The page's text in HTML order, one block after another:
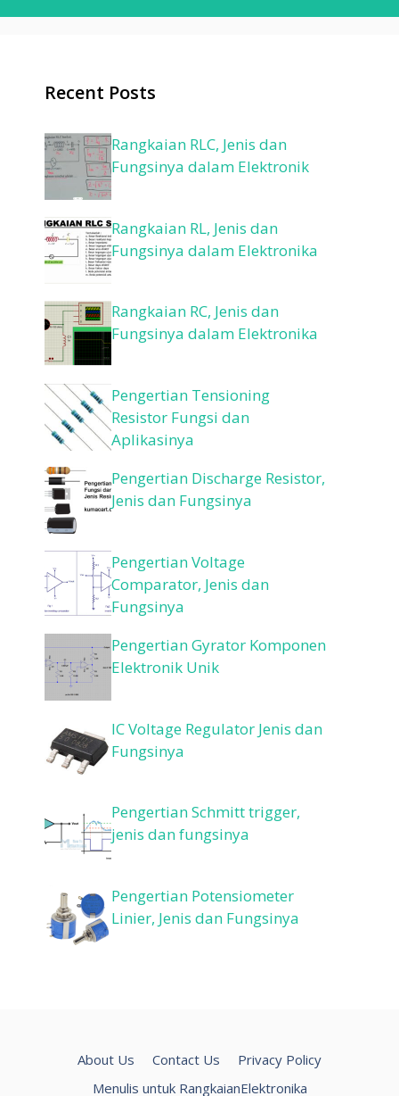
Recent Posts
Rangkaian RLC, Jenis dan
Fungsinya dalam Elektronik
Rangkaian RL, Jenis dan
Fungsinya dalam Elektronika
Rangkaian RC, Jenis dan
Fungsinya dalam Elektronika
Pengertian Tensioning
Resistor Fungsi dan
Aplikasinya
Pengertian Discharge Resistor,
Jenis dan Fungsinya
Pengertian Voltage
Comparator, Jenis dan
Fungsinya
Pengertian Gyrator Komponen
Elektronik Unik
IC Voltage Regulator Jenis dan
Fungsinya
Pengertian Schmitt trigger,
jenis dan fungsinya
Pengertian Potensiometer
Linier, Jenis dan Fungsinya
About Us Contact Us
Privacy Policy
Menulis untuk RangkaianElektronika